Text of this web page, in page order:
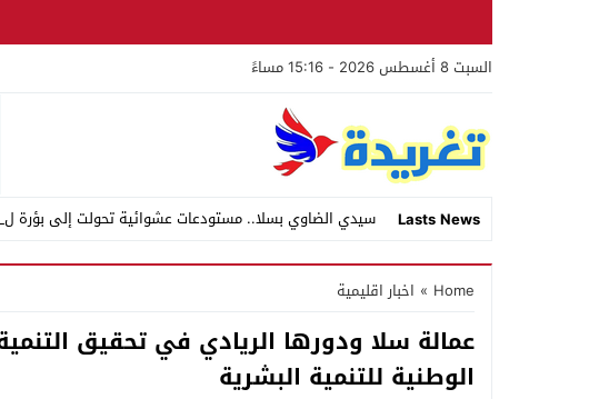
السبت 8 أغسطس 2026 - 15:16 مساءً
Lasts News
سيدي الضاوي بسلا.. مستودعات عشوائية تحولت إلى بؤرة
Stop
Previous
Next
Home
» اخبار اقليمية
عمالة سلا ودورها الريادي في تحقيق
الوطنية للتنمية البشرية